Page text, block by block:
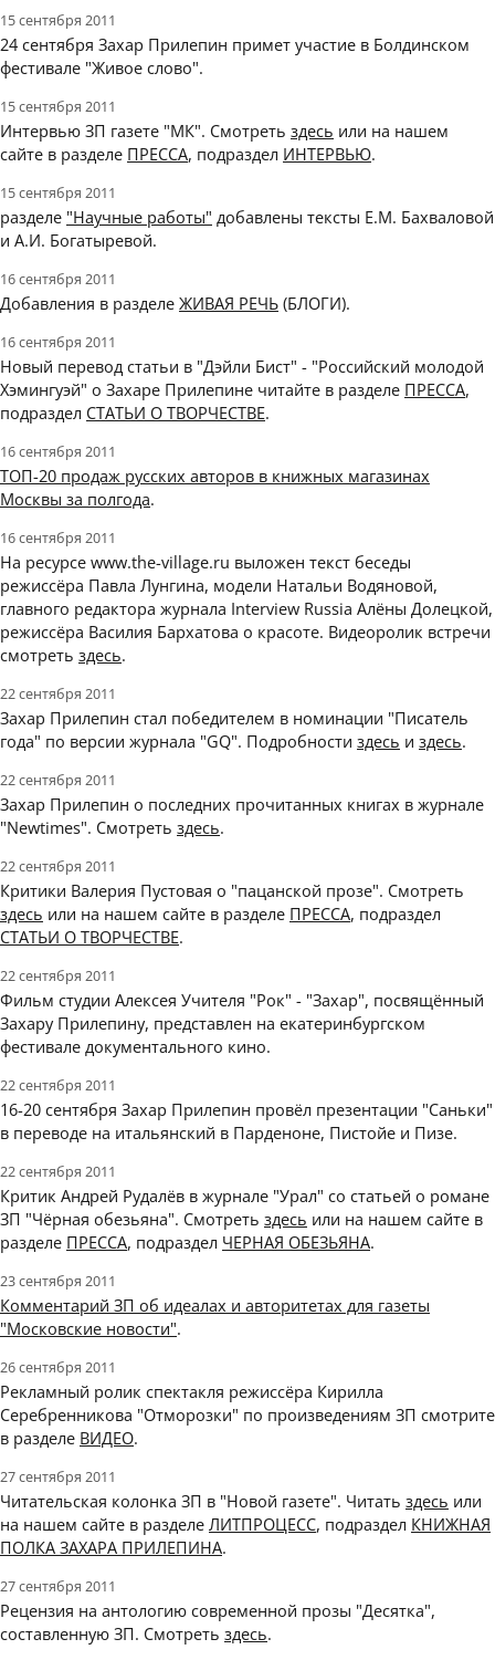
15 сентября 2011
24 сентября Захар Прилепин примет участие в Болдинском
фестивале "Живое слово".
15 сентября 2011
Интервью ЗП газете "МК". Смотреть здесь или на нашем
сайте в разделе ПРЕССА, подраздел ИНТЕРВЬЮ.
15 сентября 2011
разделе "Научные работы" добавлены тексты Е.М. Бахваловой
и А.И. Богатыревой.
16 сентября 2011
Добавления в разделе ЖИВАЯ РЕЧЬ (БЛОГИ).
16 сентября 2011
Новый перевод статьи в "Дэйли Бист" - "Российский молодой
Хэмингуэй" о Захаре Прилепине читайте в разделе ПРЕССА,
подраздел СТАТЬИ О ТВОРЧЕСТВЕ.
16 сентября 2011
ТОП-20 продаж русских авторов в книжных магазинах
Москвы за полгода.
16 сентября 2011
На ресурсе www.the-village.ru выложен текст беседы
режиссёра Павла Лунгина, модели Натальи Водяновой,
главного редактора журнала Interview Russia Алёны Долецкой,
режиссёра Василия Бархатова о красоте. Видеоролик встречи
смотреть здесь.
22 сентября 2011
Захар Прилепин стал победителем в номинации "Писатель
года" по версии журнала "GQ". Подробности здесь и здесь.
22 сентября 2011
Захар Прилепин о последних прочитанных книгах в журнале
"Newtimes". Смотреть здесь.
22 сентября 2011
Критики Валерия Пустовая о "пацанской прозе". Смотреть
здесь или на нашем сайте в разделе ПРЕССА, подраздел
СТАТЬИ О ТВОРЧЕСТВЕ.
22 сентября 2011
Фильм студии Алексея Учителя "Рок" - "Захар", посвящённый
Захару Прилепину, представлен на екатеринбургском
фестивале документального кино.
22 сентября 2011
16-20 сентября Захар Прилепин провёл презентации "Саньки"
в переводе на итальянский в Парденоне, Пистойе и Пизе.
22 сентября 2011
Критик Андрей Рудалёв в журнале "Урал" со статьей о романе
ЗП "Чёрная обезьяна". Смотреть здесь или на нашем сайте в
разделе ПРЕССА, подраздел ЧЕРНАЯ ОБЕЗЬЯНА.
23 сентября 2011
Комментарий ЗП об идеалах и авторитетах для газеты
"Московские новости".
26 сентября 2011
Рекламный ролик спектакля режиссёра Кирилла
Серебренникова "Отморозки" по произведениям ЗП смотрите
в разделе ВИДЕО.
27 сентября 2011
Читательская колонка ЗП в "Новой газете". Читать здесь или
на нашем сайте в разделе ЛИТПРОЦЕСС, подраздел КНИЖНАЯ
ПОЛКА ЗАХАРА ПРИЛЕПИНА.
27 сентября 2011
Рецензия на антологию современной прозы "Десятка",
составленную ЗП. Смотреть здесь.